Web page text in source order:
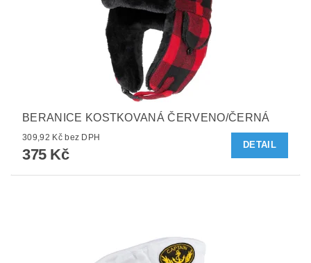
BERANICE KOSTKOVANÁ ČERVENO/ČERNÁ
309,92 Kč bez DPH
375 Kč
DETAIL